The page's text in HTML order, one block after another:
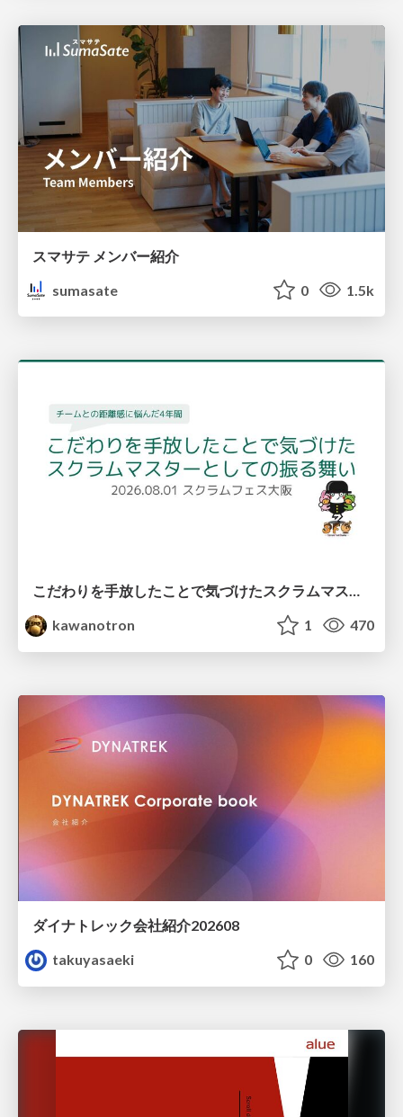
スマサテ メンバー紹介
sumasate
0 1.5k
こだわりを手放したことで気づけたスクラムマスターとしての振る舞い
kawanotron
1 470
ダイナトレック会社紹介202608
takuyasaeki
0 160